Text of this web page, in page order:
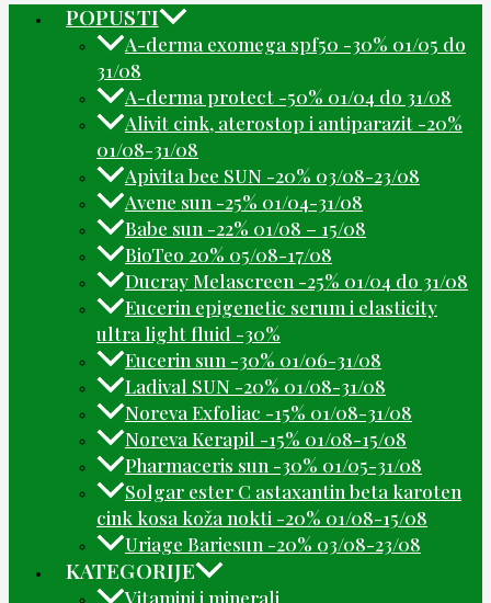
POPUSTI
A-derma exomega spf50 -30% 01/05 do
31/08
A-derma protect -50% 01/04 do 31/08
Alivit cink, aterostop i antiparazit -20%
01/08-31/08
Apivita bee SUN -20% 03/08-23/08
Avene sun -25% 01/04-31/08
Babe sun -22% 01/08 – 15/08
BioTeo 20% 05/08-17/08
Ducray Melascreen -25% 01/04 do 31/08
Eucerin epigenetic serum i elasticity
ultra light fluid -30%
Eucerin sun -30% 01/06-31/08
Ladival SUN -20% 01/08-31/08
Noreva Exfoliac -15% 01/08-31/08
Noreva Kerapil -15% 01/08-15/08
Pharmaceris sun -30% 01/05-31/08
Solgar ester C astaxantin beta karoten
cink kosa koža nokti -20% 01/08-15/08
Uriage Bariesun -20% 03/08-23/08
KATEGORIJE
Vitamini i minerali